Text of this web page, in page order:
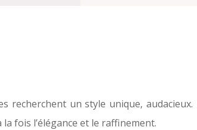
recherchent un style unique,
fois l’élégance et le raffinement.